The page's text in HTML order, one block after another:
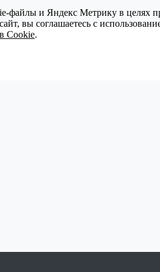
файлы и Яндекс Метрику в целях
вы соглашаетесь с
Cookie.